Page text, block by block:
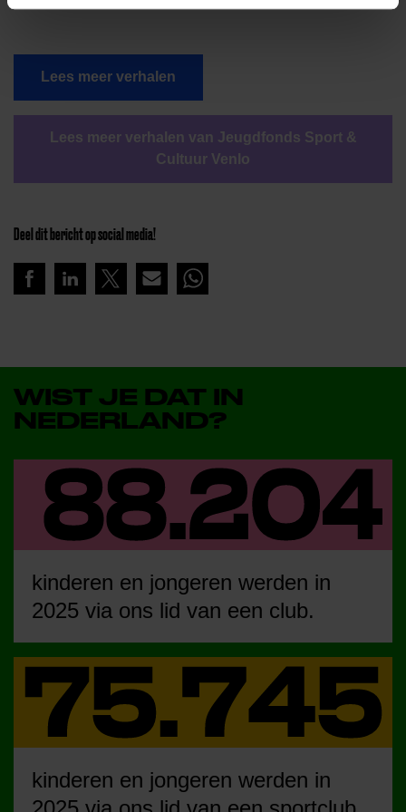
Lees meer verhalen
Lees meer verhalen van Jeugdfonds Sport &
Cultuur Venlo
Deel dit bericht op social media!
WIST JE DAT IN
NEDERLAND?
kinderen en jongeren werden in
2025 via ons lid van een club.
kinderen en jongeren werden in